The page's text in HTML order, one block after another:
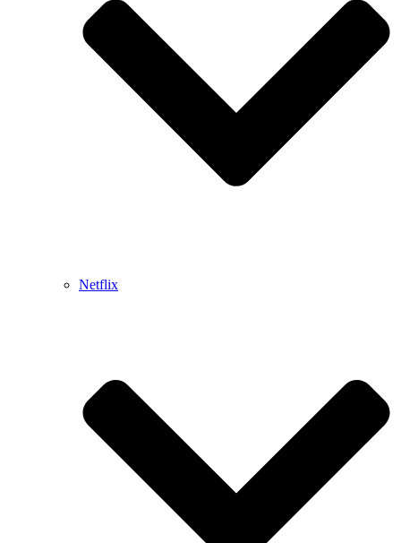
Netflix